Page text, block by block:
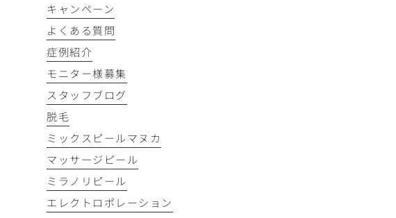
キャンペーン
よくある質問
症例紹介
モニター様募集
スタッフブログ
脱毛
ミックスピールマヌカ
マッサージピール
ミラノリピール
エレクトロポレーション